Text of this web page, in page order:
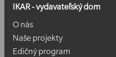
IKAR - vydavateľský dom
O nás
Naše projekty
Edičný program